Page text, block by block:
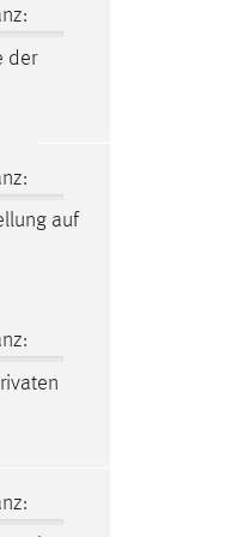
der
auf